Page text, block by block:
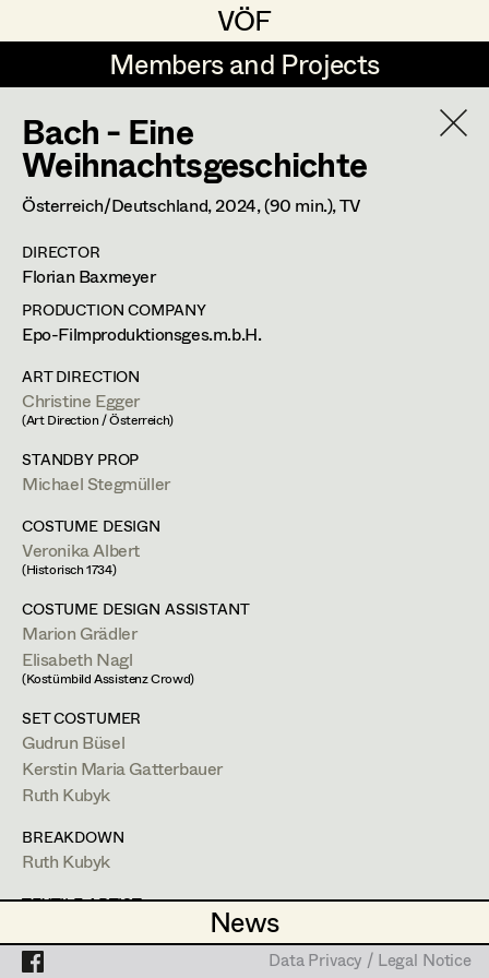
VÖF
VÖF
Members and Projects
Members and Projects
News
News
DE EN
Suche
Art Department
Costume Department
Retired Members
Honorary Members
In Memoriam
Projects
Data Privacy / Legal Notice
Gudrun Büsel
Lena Isabella Deisenberger
Jasmin Engelhart
Sophie Fehrmann
Anna Fritsch
Kerstin Maria Gatterbauer
Magdalena Haim
Lea Haselrieder
Elisabeth Heinisch
Anna Hoss
Michaela Janker
Ruth Kubyk
Eveline Leichtfried
Helga Lohninger
Marlies Mayringer
Lena Parusel
Martin Schwarzbach
Katja Sembacher
Ruth Kubyk
Bach - Eine
Weihnachtsgeschichte
Österreich/Deutschland,2024, (90 min.), TV
DIRECTOR
Florian Baxmeyer
PRODUCTION COMPANY
Epo-Filmproduktionsges.m.b.H.
ART DIRECTION
Christine Egger
(Art Direction / Österreich)
STANDBY PROP
Michael Stegmüller
COSTUME DESIGN
Veronika Albert
(Historisch 1734)
COSTUME DESIGN ASSISTANT
Marion Grädler
Elisabeth Nagl
(Kostümbild Assistenz Crowd)
SET COSTUMER
Gudrun Büsel
Kerstin Maria Gatterbauer
Ruth Kubyk
BREAKDOWN
Ruth Kubyk
TEXTILE ARTIST
Data Privacy / Legal Notice